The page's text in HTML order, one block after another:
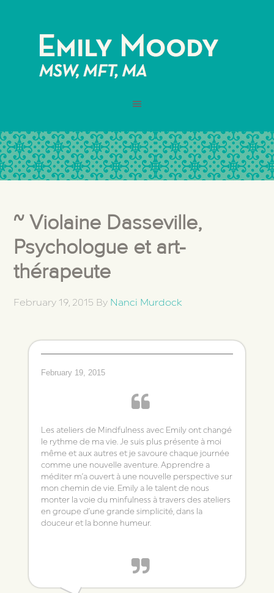
~ Violaine Dasseville,
Psychologue et art-
thérapeute
February 19, 2015 By Nanci Murdock
February 19, 2015
Les ateliers de Mindfulness avec Emily ont changé
le rythme de ma vie. Je suis plus présente à moi
même et aux autres et je savoure chaque journée
comme une nouvelle aventure. Apprendre a
méditer m’a ouvert à une nouvelle perspective sur
mon chemin de vie. Emily a le talent de nous
monter la voie du minfulness à travers des ateliers
en groupe d’une grande simplicité, dans la
douceur et la bonne humeur.